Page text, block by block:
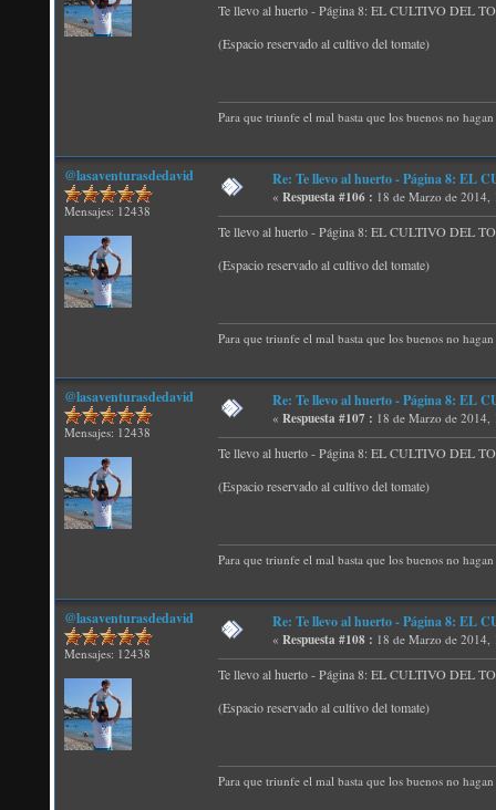
Te llevo al huerto - Página 8: EL CULTIVO DEL
(Espacio reservado al cultivo del tomate)
Para que triunfe el mal basta que los buenos no
@lasaventurasdedavid
Mensajes: 12438
Re: Te llevo al huerto - Página 8: EL
« Respuesta #106 : 18 de Marzo de 2014,
Te llevo al huerto - Página 8: EL CULTIVO DEL
(Espacio reservado al cultivo del tomate)
Para que triunfe el mal basta que los buenos no
@lasaventurasdedavid
Mensajes: 12438
Re: Te llevo al huerto - Página 8: EL
« Respuesta #107 : 18 de Marzo de 2014,
Te llevo al huerto - Página 8: EL CULTIVO DEL
(Espacio reservado al cultivo del tomate)
Para que triunfe el mal basta que los buenos no
@lasaventurasdedavid
Mensajes: 12438
Re: Te llevo al huerto - Página 8: EL
« Respuesta #108 : 18 de Marzo de 2014,
Te llevo al huerto - Página 8: EL CULTIVO DEL
(Espacio reservado al cultivo del tomate)
Para que triunfe el mal basta que los buenos no